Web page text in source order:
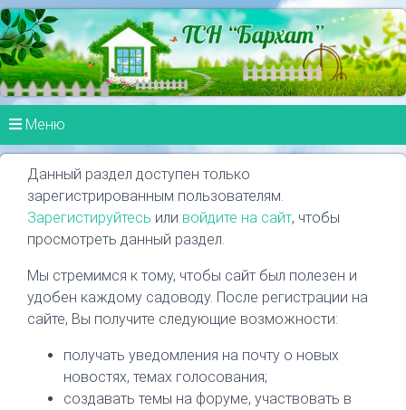
Меню
Данный раздел доступен только
зарегистрированным пользователям.
Зарегистируйтесь или войдите на сайт, чтобы
просмотреть данный раздел.
Мы стремимся к тому, чтобы сайт был полезен и
удобен каждому садоводу. После регистрации на
сайте, Вы получите следующие возможности:
получать уведомления на почту о новых
новостях, темах голосования;
создавать темы на форуме, участвовать в